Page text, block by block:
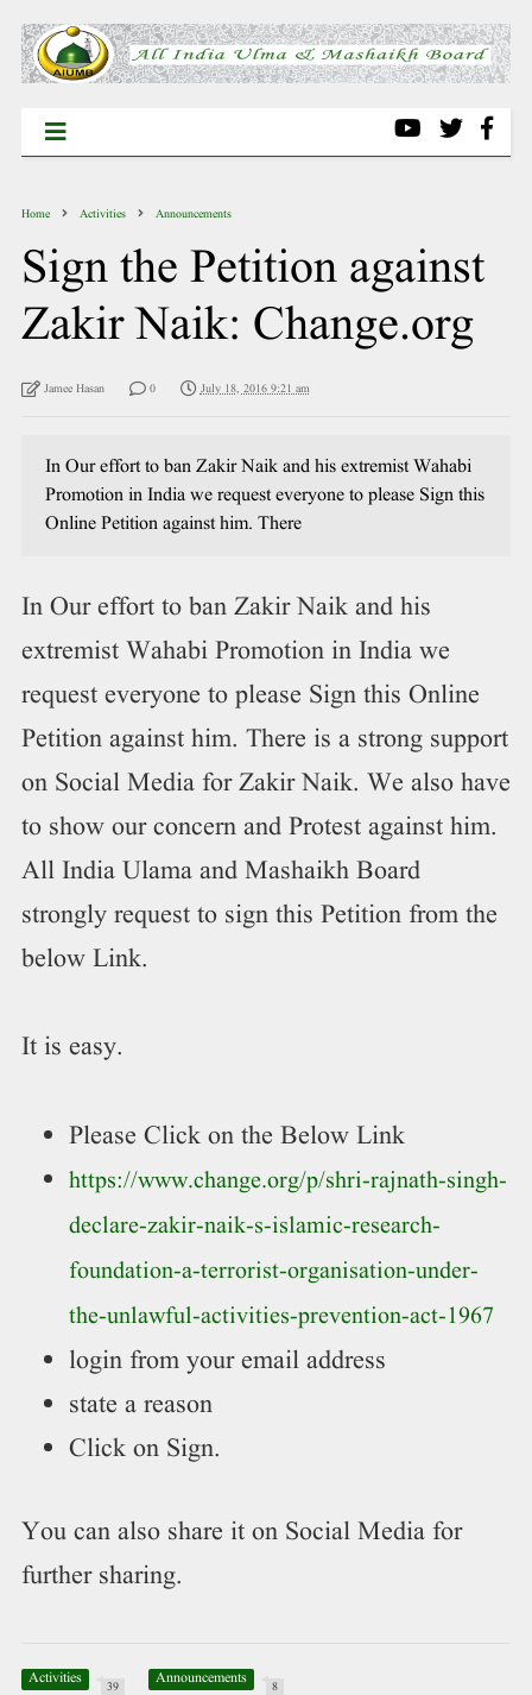
Home Activities Announcements
Sign the Petition against
Zakir Naik: Change.org
Jamee Hasan 0 July 18, 2016 9:21 am
In Our effort to ban Zakir Naik and his extremist Wahabi
Promotion in India we request everyone to please Sign this
Online Petition against him. There
In Our effort to ban Zakir Naik and his
extremist Wahabi Promotion in India we
request everyone to please Sign this Online
Petition against him. There is a strong support
on Social Media for Zakir Naik. We also have
to show our concern and Protest against him.
All India Ulama and Mashaikh Board
strongly request to sign this Petition from the
below Link.
It is easy.
Please Click on the Below Link
https://www.change.org/p/shri-rajnath-singh-
declare-zakir-naik-s-islamic-research-
foundation-a-terrorist-organisation-under-
the-unlawful-activities-prevention-act-1967
login from your email address
state a reason
Click on Sign.
You can also share it on Social Media for
further sharing.
Activities 39 Announcements 8